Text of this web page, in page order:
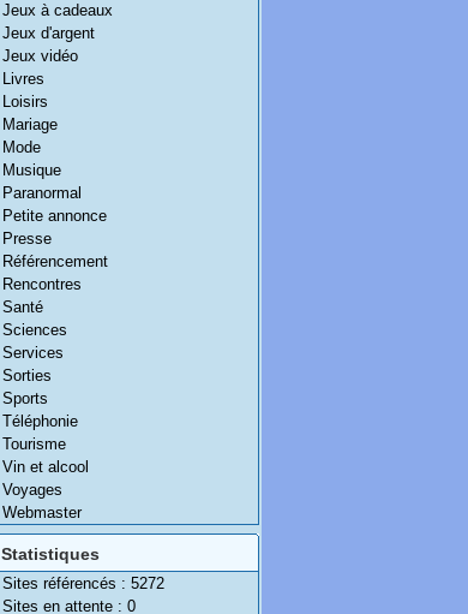
Jeux à cadeaux
Jeux d'argent
Jeux vidéo
Livres
Loisirs
Mariage
Mode
Musique
Paranormal
Petite annonce
Presse
Référencement
Rencontres
Santé
Sciences
Services
Sorties
Sports
Téléphonie
Tourisme
Vin et alcool
Voyages
Webmaster
Statistiques
Sites référencés : 5272
Sites en attente : 0